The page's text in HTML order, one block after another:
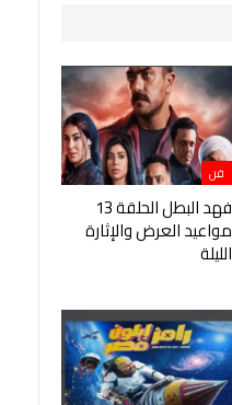
فن
فهد البطل الحلقة 13
مواعيد العرض والإثارة
الليلة